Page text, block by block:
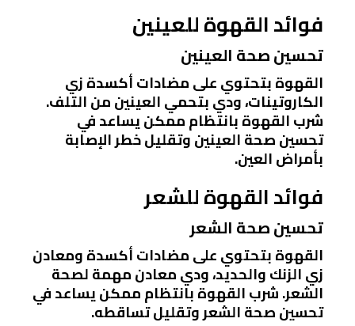
فوائد القهوة للعينين
تحسين صحة العينين
القهوة بتحتوي على مضادات أكسدة زي
الكاروتينات، ودي بتحمي العينين من التلف.
شرب القهوة بانتظام ممكن يساعد في
تحسين صحة العينين وتقليل خطر الإصابة
بأمراض العين.
فوائد القهوة للشعر
تحسين صحة الشعر
القهوة بتحتوي على مضادات أكسدة ومعادن
زي الزنك والحديد، ودي معادن مهمة لصحة
الشعر. شرب القهوة بانتظام ممكن يساعد في
تحسين صحة الشعر وتقليل تساقطه.